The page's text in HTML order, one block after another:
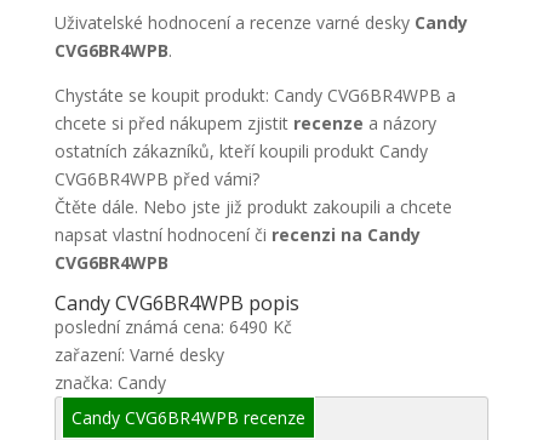
Uživatelské hodnocení a recenze varné desky Candy
CVG6BR4WPB.
Chystáte se koupit produkt: Candy CVG6BR4WPB a
chcete si před nákupem zjistit recenze a názory
ostatních zákazníků, kteří koupili produkt Candy
CVG6BR4WPB před vámi?
Čtěte dále. Nebo jste již produkt zakoupili a chcete
napsat vlastní hodnocení či recenzi na Candy
CVG6BR4WPB
Candy CVG6BR4WPB popis
poslední známá cena: 6490 Kč
zařazení: Varné desky
značka: Candy
Candy CVG6BR4WPB recenze